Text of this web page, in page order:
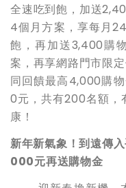
全速吃到飽，加送
4個月方案，享每月
飽，再加送3,400購
案，再享網路門市限
同回饋最高4,000購
0元，共有200名額，
康！
新年新氣象！到遠傳
000元再送購物金